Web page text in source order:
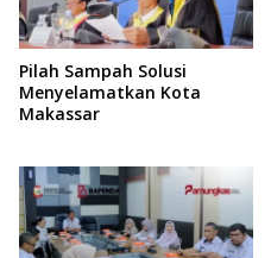
Pilah Sampah Solusi
Menyelamatkan Kota
Makassar